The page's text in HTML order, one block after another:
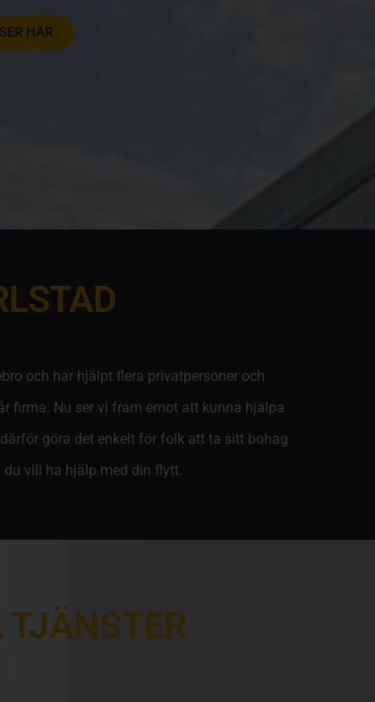
HÄR
och har hjälpt flera privatpersoner och
firma. Nu ser vi fram emot att kunna hjälpa
göra det enkelt för folk att ta sitt bohag
vill ha hjälp med din flytt.
TJÄNSTER